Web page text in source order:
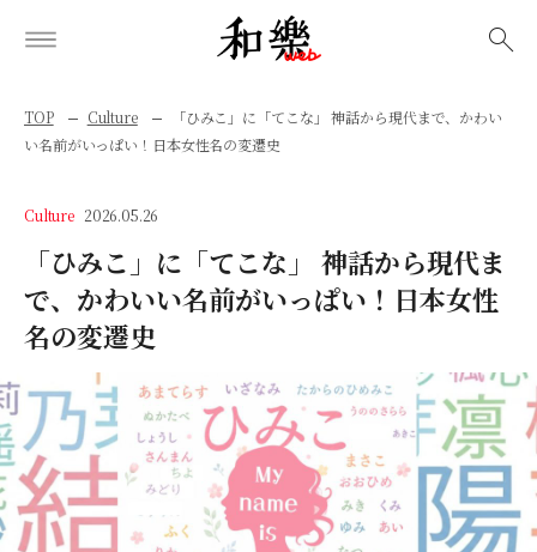
TOP Culture
「ひみこ」に「てこな」 神話から現代まで、かわい
い名前がいっぱい！日本女性名の変遷史
Culture 2026.05.26
「ひみこ」に「てこな」 神話から現代ま
で、かわいい名前がいっぱい！日本女性
名の変遷史